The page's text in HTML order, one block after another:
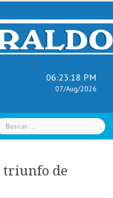
06:23:19 PM
07/Aug/2026
triunfo de